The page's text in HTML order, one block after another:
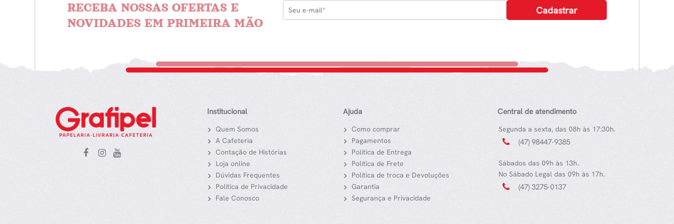
RECEBA NOSSAS OFERTAS E
NOVIDADES EM PRIMEIRA MÃO
Institucional
Quem Somos
A Cafeteria
Contação de Histórias
Loja online
Dúvidas Frequentes
Política de Privacidade
Fale Conosco
Ajuda
Como comprar
Pagamentos
Política de Entrega
Política de Frete
Política de troca e Devoluções
Garantia
Segurança e Privacidade
Central de atendimento
Segunda a sexta, das 08h às 17:30h.
(47) 98447-9385
Sábados das 09h às 13h.
No Sábado Legal das 09h às 17h.
(47) 3275-0137